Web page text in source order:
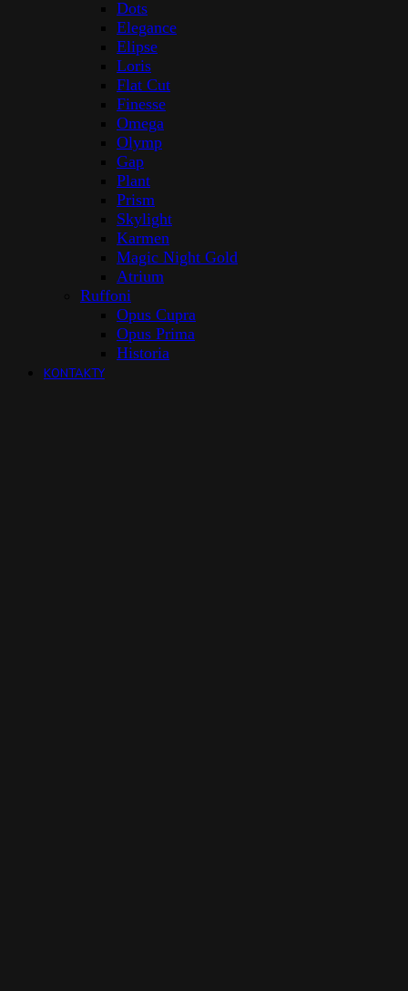
Dots
Elegance
Elipse
Loris
Flat Cut
Finesse
Omega
Olymp
Gap
Plant
Prism
Skylight
Karmen
Magic Night Gold
Atrium
Ruffoni
Opus Cupra
Opus Prima
Historia
KONTAKTY